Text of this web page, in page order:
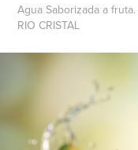
Agua Saborizada a
RIO CRISTAL